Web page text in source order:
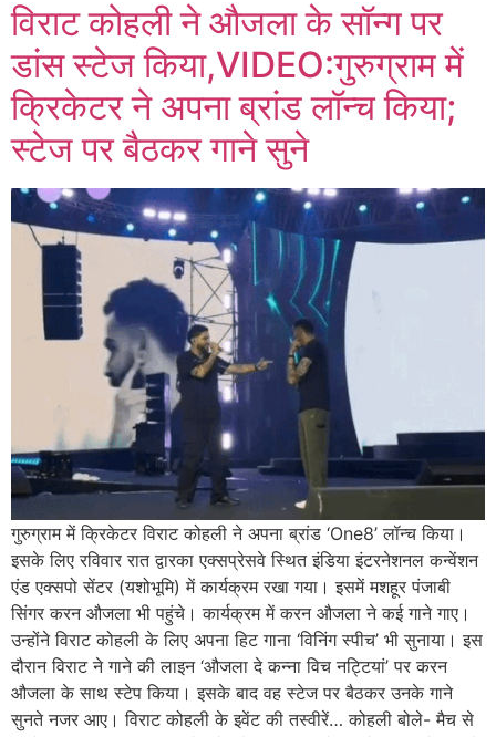
विराट कोहली ने औजला के सॉन्ग पर
डांस स्टेज किया,VIDEO:गुरुग्राम में
क्रिकेटर ने अपना ब्रांड लॉन्च किया;
स्टेज पर बैठकर गाने सुने
गुरुग्राम में क्रिकेटर विराट कोहली ने अपना ब्रांड ‘One8’ लॉन्च किया।
इसके लिए रविवार रात द्वारका एक्सप्रेसवे स्थित इंडिया इंटरनेशनल कन्वेंशन
एंड एक्सपो सेंटर (यशोभूमि) में कार्यक्रम रखा गया। इसमें मशहूर पंजाबी
सिंगर करन औजला भी पहुंचे। कार्यक्रम में करन औजला ने कई गाने गाए।
उन्होंने विराट कोहली के लिए अपना हिट गाना ‘विनिंग स्पीच’ भी सुनाया। इस
दौरान विराट ने गाने की लाइन ‘औजला दे कन्ना विच नट्टियां’ पर करन
औजला के साथ स्टेप किया। इसके बाद वह स्टेज पर बैठकर उनके गाने
सुनते नजर आए। विराट कोहली के इवेंट की तस्वीरें… कोहली बोले- मैच से